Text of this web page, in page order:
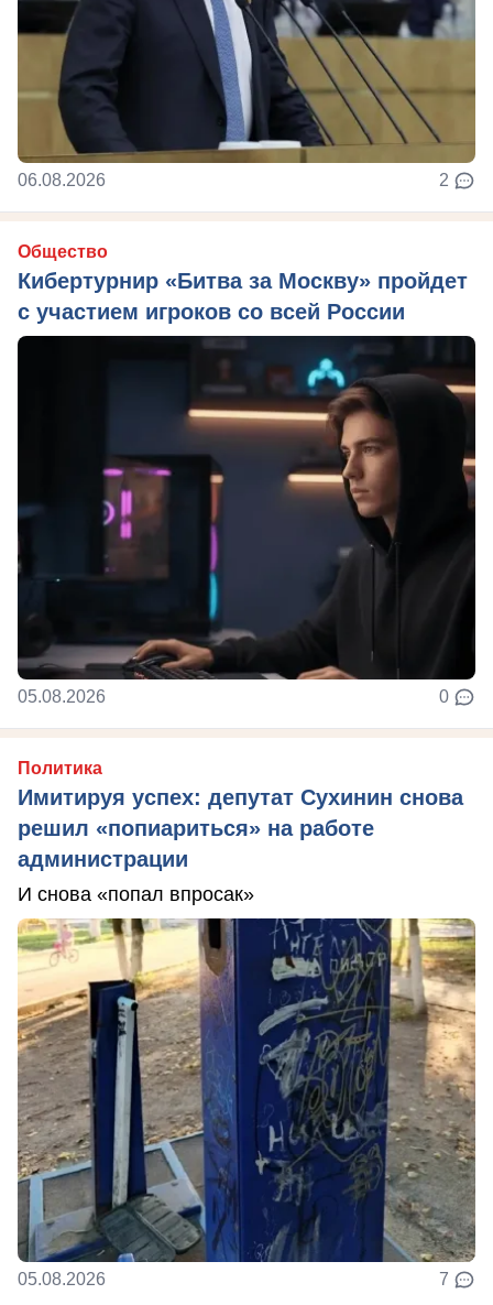
06.08.2026 2
Общество
Кибертурнир «Битва за Москву» пройдет
с участием игроков со всей России
05.08.2026 0
Политика
Имитируя успех: депутат Сухинин снова
решил «попиариться» на работе
администрации
И снова «попал впросак»
05.08.2026 7